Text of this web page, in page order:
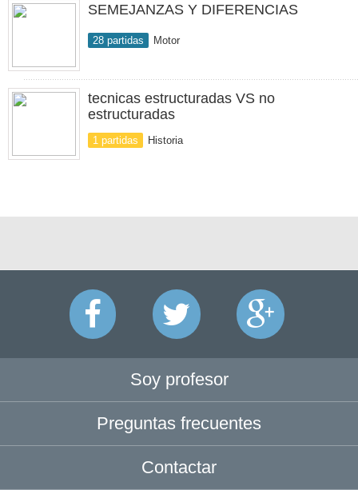
SEMEJANZAS Y DIFERENCIAS
28 partidas Motor
tecnicas estructuradas VS no
estructuradas
1 partidas Historia
Soy profesor
Preguntas frecuentes
Contactar